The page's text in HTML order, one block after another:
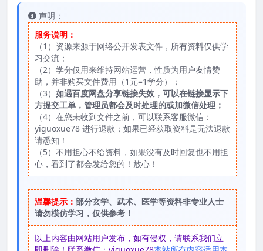
声明：
服务说明：
（1）资源来源于网络公开发表文件，所有资料仅供学
习交流；
（2）学分仅用来维持网站运营，性质为用户友情赞
助，并非购买文件费用（1元=1学分）；
（3） 如遇百度网盘分享链接失效，可以在链接显示下
方提交工单，管理员都会及时处理的或加微信处理；
（4）在您未收到文件之前，可以联系客服微信：
yiguoxue78 进行退款；如果已经获取资料是无法退款
请悉知！
（5）不用担心不给资料，如果没有及时回复也不用担
心，看到了都会发给您的！放心！
温馨提示： 部分玄学、武术、医学等资料非专业人士
请勿模仿学习，仅供参考！
以上内容由网站用户发布，如有侵权，请联系我们立